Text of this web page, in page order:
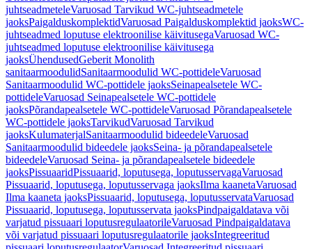
juhtseadmeteleVaruosad Tarvikud WC-juhtseadmetele
jaoksPaigalduskomplektidVaruosad Paigalduskomplektid jaoksWC-
juhtseadmed loputuse elektroonilise käivitusegaVaruosad WC-
juhtseadmed loputuse elektroonilise käivitusega
jaoksÜhendusedGeberit Monolith
sanitaarmoodulidSanitaarmoodulid WC-pottideleVaruosad
Sanitaarmoodulid WC-pottidele jaoksSeinapealsetele WC-
pottideleVaruosad Seinapealsetele WC-pottidele
jaoksPõrandapealsetele WC-pottideleVaruosad Põrandapealsetele
WC-pottidele jaoksTarvikudVaruosad Tarvikud
jaoksKulumaterjalSanitaarmoodulid bideedeleVaruosad
Sanitaarmoodulid bideedele jaoksSeina- ja põrandapealsetele
bideedeleVaruosad Seina- ja põrandapealsetele bideedele
jaoksPissuaaridPissuaarid, loputusega, loputusservagaVaruosad
Pissuaarid, loputusega, loputusservaga jaoksIlma kaanetaVaruosad
Ilma kaaneta jaoksPissuaarid, loputusega, loputusservataVaruosad
Pissuaarid, loputusega, loputusservata jaoksPindpaigaldatava või
varjatud pissuaari loputusregulaatorileVaruosad Pindpaigaldatava
või varjatud pissuaari loputusregulaatorile jaoksIntegreeritud